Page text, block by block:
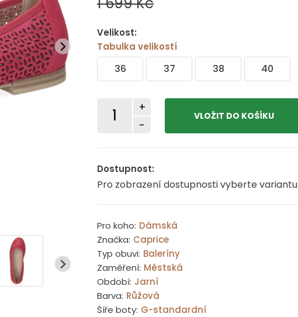
Velikost:
Tabulka velikostí
36 37 38 40
-
+
Dostupnost:
Pro zobrazení dostupnosti vyberte variantu
Pro koho: Dámská
Značka: Caprice
Typ obuvi: Baleríny
Zaměření: Městská
Období: Jarní
Barva: Růžová
Šíře boty: G-standardní